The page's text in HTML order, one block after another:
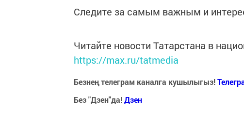
Следите за самым важным и
Читайте новости Татарстана в
https://max.ru/tatmedia
Безнең телеграм каналга кушылыгыз!
Без "Дзен"да!Дзен